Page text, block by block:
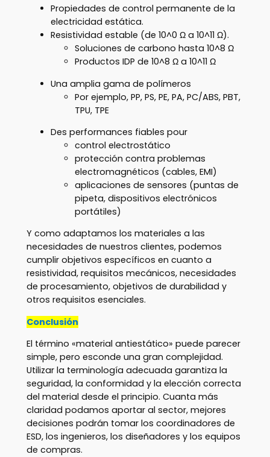
Propiedades de control permanente de la
electricidad estática.
Resistividad estable (de 10^0 Ω a 10^11 Ω).
Soluciones de carbono hasta 10^8 Ω
Productos IDP de 10^8 Ω a 10^11 Ω
Una amplia gama de polímeros
Por ejemplo, PP, PS, PE, PA, PC/ABS, PBT,
TPU, TPE
Des performances fiables pour
control electrostático
protección contra problemas
electromagnéticos (cables, EMI)
aplicaciones de sensores (puntas de
pipeta, dispositivos electrónicos
portátiles)
Y como adaptamos los materiales a las
necesidades de nuestros clientes, podemos
cumplir objetivos específicos en cuanto a
resistividad, requisitos mecánicos, necesidades
de procesamiento, objetivos de durabilidad y
otros requisitos esenciales.
Conclusión
El término «material antiestático» puede parecer
simple, pero esconde una gran complejidad.
Utilizar la terminología adecuada garantiza la
seguridad, la conformidad y la elección correcta
del material desde el principio. Cuanta más
claridad podamos aportar al sector, mejores
decisiones podrán tomar los coordinadores de
ESD, los ingenieros, los diseñadores y los equipos
de compras.